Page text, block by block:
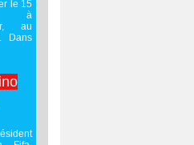
le 15
à
au
Dans